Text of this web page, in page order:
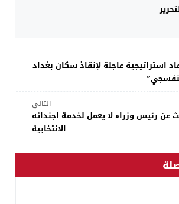
استراتيجية عاجلة لإنقاذ سكان بغداد
التالي
عن رئيس وزراء لا يعمل لخدمة اجنداته
الانتخابية